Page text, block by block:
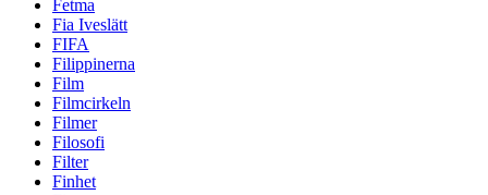
Fetma
Fia Iveslätt
FIFA
Filippinerna
Film
Filmcirkeln
Filmer
Filosofi
Filter
Finhet